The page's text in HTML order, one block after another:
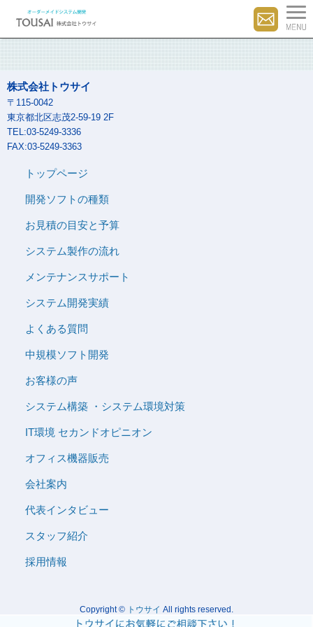
株式会社トウサイ
〒115-0042
東京都北区志茂2-59-19 2F
TEL:03-5249-3336
FAX:03-5249-3363
トップページ
開発ソフトの種類
お見積の目安と予算
システム製作の流れ
メンテナンスサポート
システム開発実績
よくある質問
中規模ソフト開発
お客様の声
システム構築 ・システム環境対策
IT環境 セカンドオピニオン
オフィス機器販売
会社案内
代表インタビュー
スタッフ紹介
採用情報
Copyright © トウサイ All rights reserved.